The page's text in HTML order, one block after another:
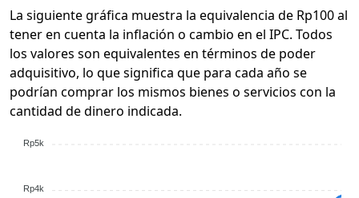
La siguiente gráfica muestra la equivalencia de Rp100 al
tener en cuenta la inflación o cambio en el IPC. Todos
los valores son equivalentes en términos de poder
adquisitivo, lo que significa que para cada año se
podrían comprar los mismos bienes o servicios con la
cantidad de dinero indicada.
Rp5k
Rp4k